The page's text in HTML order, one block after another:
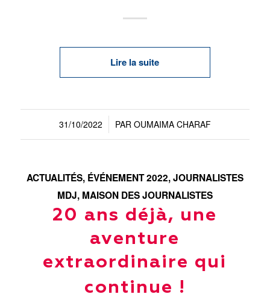
Lire la suite
31/10/2022
/ PAR OUMAIMA CHARAF
ACTUALITÉS, ÉVÉNEMENT 2022,JOURNALISTES
MDJ, MAISON DES JOURNALISTES
20 ans déjà, une
aventure
extraordinaire qui
continue !